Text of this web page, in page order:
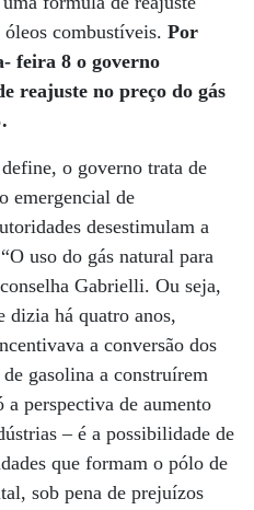
combustíveis. Por
feira 8 o governo
reajuste no preço do gás
o governo trata de
emergencial de
desestimulam a
uso do gás natural para
Gabrielli. Ou seja,
dizia há quatro anos,
a conversão dos
gasolina a construírem
a perspectiva de aumento
– é a possibilidade de
que formam o pólo de
sob pena de prejuízos